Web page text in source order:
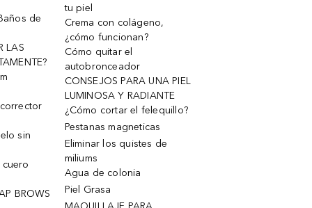
de
LAS
sin
cuero
BROWS
tu piel
Crema con colágeno,
¿cómo funcionan?
Cómo quitar el
autobronceador
CONSEJOS PARA UNA PIEL
LUMINOSA Y RADIANTE
¿Cómo cortar el felequillo?
Pestanas magneticas
Eliminar los quistes de
miliums
Agua de colonia
Piel Grasa